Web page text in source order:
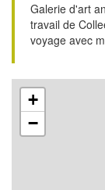
Galerie d'art
travail de
voyage avec
+
−